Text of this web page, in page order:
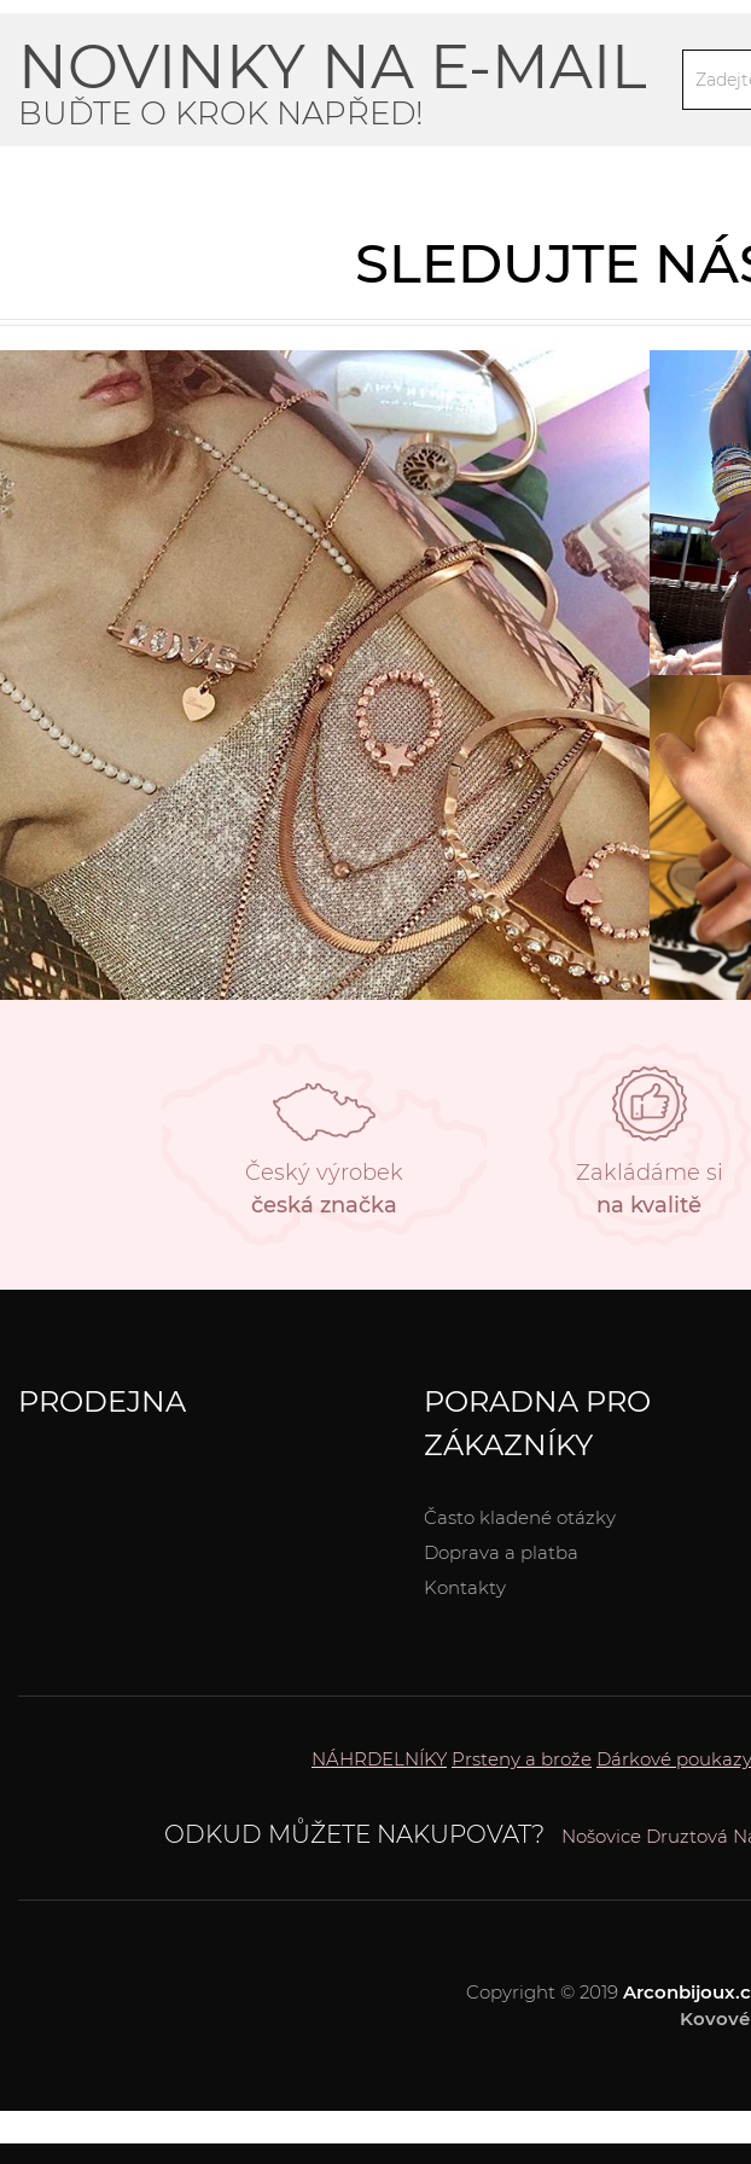
NOVINKY NA E-MAIL
BUĎTE O KROK NAPŘED!
SLEDUJTE
Český výrobek
česká značka
Zakládáme si
na kvalitě
PRODEJNA
PORADNA PRO
ZÁKAZNÍKY
Často kladené otázky
Doprava a platba
Kontakty
NÁHRDELNÍKY Prsteny a brože Dárkové poukazy
ODKUD MŮŽETE NAKUPOVAT? Nošovice Druztová
Copyright © 2019